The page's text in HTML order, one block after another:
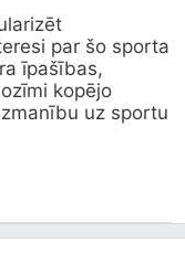
par šo sporta
īpašības,
kopējo
uz sportu